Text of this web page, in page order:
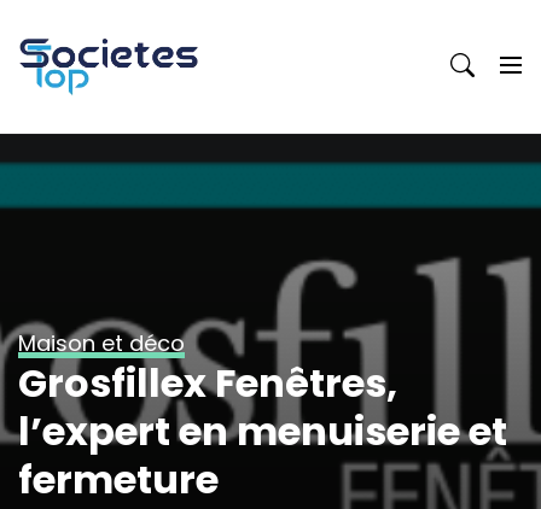
content
Maison et déco
Grosfillex Fenêtres,
l’expert en menuiserie et
fermeture